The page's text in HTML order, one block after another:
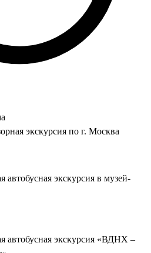
экскурсия по г. Москва
автобусная экскурсия в музей-
автобусная экскурсия «ВДНХ –